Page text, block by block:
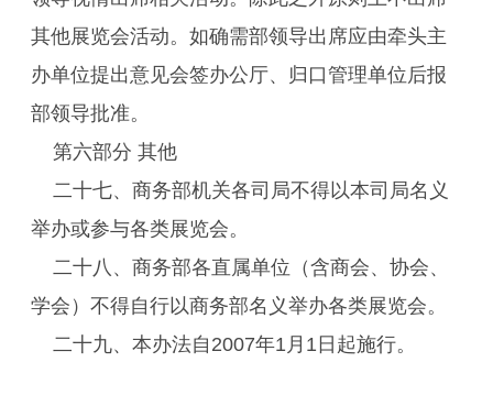
其他展览会活动。如确需部领导出席应由牵头主
办单位提出意见会签办公厅、归口管理单位后报
部领导批准。
第六部分 其他
二十七、商务部机关各司局不得以本司局名义
举办或参与各类展览会。
二十八、商务部各直属单位（含商会、协会、
学会）不得自行以商务部名义举办各类展览会。
二十九、本办法自2007年1月1日起施行。